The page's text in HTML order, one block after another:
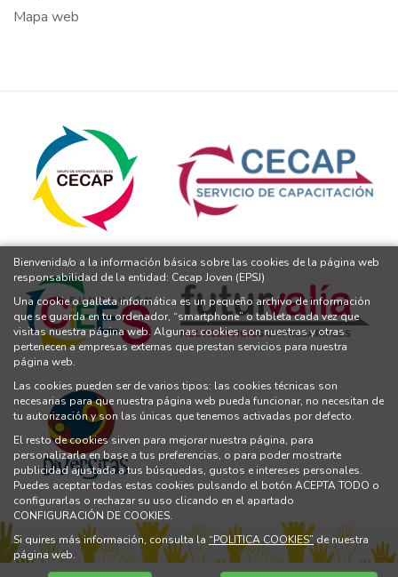
Mapa web
Bienvenida/o a la información básica sobre las cookies de la página web
responsabilidad de la entidad: Cecap Joven (EPSJ)
Una cookie o galleta informática es un pequeño archivo de información
que se guarda en tu ordenador, “smartphone” o tableta cada vez que
visitas nuestra página web. Algunas cookies son nuestras y otras
pertenecen a empresas externas que prestan servicios para nuestra
página web.
Las cookies pueden ser de varios tipos: las cookies técnicas son
necesarias para que nuestra página web pueda funcionar, no necesitan de
tu autorización y son las únicas que tenemos activadas por defecto.
El resto de cookies sirven para mejorar nuestra página, para
personalizarla en base a tus preferencias, o para poder mostrarte
publicidad ajustada a tus búsquedas, gustos e intereses personales.
Puedes aceptar todas estas cookies pulsando el botón ACEPTA TODO o
configurarlas o rechazar su uso clicando en el apartado
CONFIGURACIÓN DE COOKIES.
Si quires más información, consulta la“POLITICA COOKIES” de nuestra
página web.